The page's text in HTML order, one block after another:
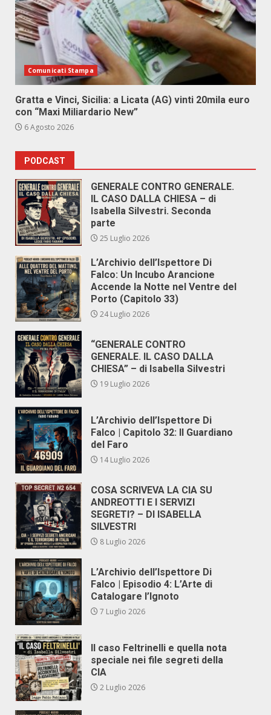
Comunicati Stampa
Gratta e Vinci, Sicilia: a Licata (AG) vinti 20mila euro
con “Maxi Miliardario New”
6 Agosto 2026
PODCAST
GENERALE CONTRO GENERALE.
IL CASO DALLA CHIESA – di
Isabella Silvestri. Seconda
parte
25 Luglio 2026
L’Archivio dell’Ispettore Di
Falco: Un Incubo Arancione
Accende la Notte nel Ventre del
Porto (Capitolo 33)
24 Luglio 2026
“GENERALE CONTRO
GENERALE. IL CASO DALLA
CHIESA” – di Isabella Silvestri
19 Luglio 2026
L’Archivio dell’Ispettore Di
Falco | Capitolo 32: Il Guardiano
del Faro
14 Luglio 2026
COSA SCRIVEVA LA CIA SU
ANDREOTTI E I SERVIZI
SEGRETI? – DI ISABELLA
SILVESTRI
8 Luglio 2026
L’Archivio dell’Ispettore Di
Falco | Episodio 4: L’Arte di
Catalogare l’Ignoto
7 Luglio 2026
Il caso Feltrinelli e quella nota
speciale nei file segreti della
CIA
2 Luglio 2026